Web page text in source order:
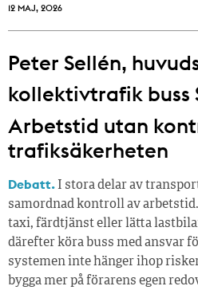
12 MAJ, 2026
Peter Sellén,
kollektivtrafik buss
Arbetstid utan
trafiksäkerheten
Debatt. I stora delar av
samordnad kontroll av
taxi, färdtjänst eller lätta
därefter köra buss med ansvar
systemen inte hänger ihop
bygga mer på förarens egen